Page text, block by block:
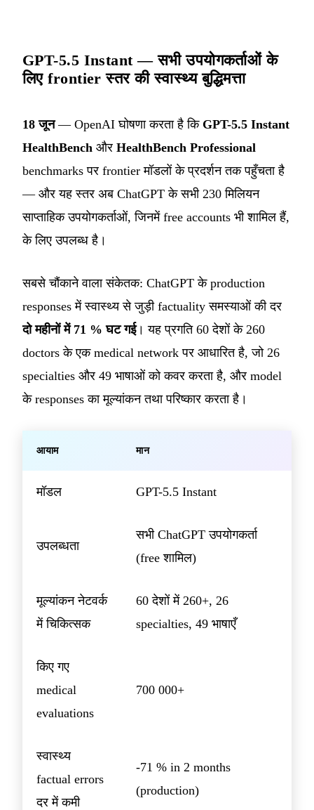
GPT-5.5 Instant — सभी उपयोगकर्ताओं के
लिए frontier स्तर की स्वास्थ्य बुद्धिमत्ता
18 जून— OpenAI घोषणा करता है कि GPT-5.5 Instant
HealthBench और HealthBench Professional
benchmarks पर frontier मॉडलों के प्रदर्शन तक पहुँचता है
— और यह स्तर अब ChatGPT के सभी 230 मिलियन
साप्ताहिक उपयोगकर्ताओं, जिनमें free accounts भी शामिल हैं,
के लिए उपलब्ध है।
सबसे चौंकाने वाला संकेतक: ChatGPT के production
responses में स्वास्थ्य से जुड़ी factuality समस्याओं की दर
दो महीनों में 71 % घट गई। यह प्रगति 60 देशों के 260
doctors के एक medical network पर आधारित है, जो 26
specialties और 49 भाषाओं को कवर करता है, और model
के responses का मूल्यांकन तथा परिष्कार करता है।
आयाम मान
मॉडल GPT-5.5 Instant
उपलब्धता
सभी ChatGPT उपयोगकर्ता
(free शामिल)
मूल्यांकन नेटवर्क
में चिकित्सक
60 देशों में 260+, 26
specialties, 49 भाषाएँ
किए गए
medical
evaluations
700 000+
स्वास्थ्य
factual errors
दर में कमी
-71 % in 2 months
(production)